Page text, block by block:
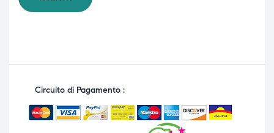
Circuito di Pagamento :